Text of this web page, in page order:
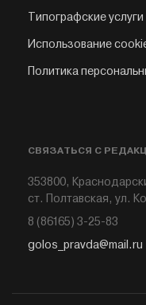
Типографские услуги
Использование
Политика
СВЯЗАТЬСЯ С
353800,
ст. Полтавская, ул.
8 (86165) 3-25-83
golos_pravda@mail.ru